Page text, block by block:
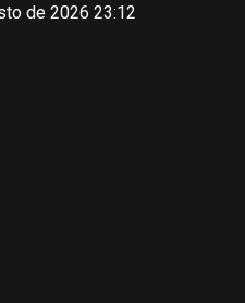
de 2026 23:12